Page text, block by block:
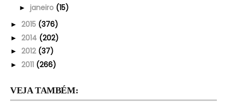
► janeiro (15)
► 2015 (376)
► 2014 (202)
► 2012 (37)
► 2011 (266)
VEJA TAMBÉM: